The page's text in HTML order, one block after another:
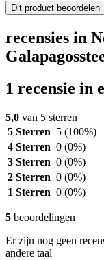
Dit product beoordelen
recensies in
1 recensie in
5,0 van 5 sterren
5 Sterren 5 (100%)
4 Sterren 0 (0%)
3 Sterren 0 (0%)
2 Sterren 0 (0%)
1 Sterren 0 (0%)
5 beoordelingen
Er zijn nog geen
andere taal